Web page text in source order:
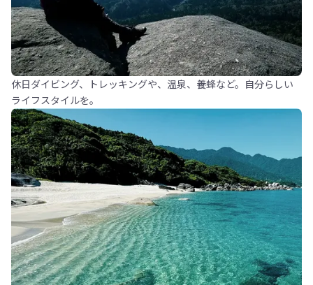
休日ダイビング、トレッキングや、温泉、養蜂など。自分らしい
ライフスタイルを。